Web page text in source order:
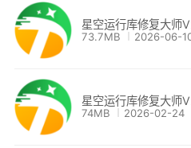
【修复】修复其他已知
星空运行库修复大师
【新增】新增.NET 9.0
检测修复规则
星空运行库修复大师
73.7MB 2026-06-
星空运行库修复大师
74MB 2026-02-24